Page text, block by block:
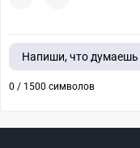
Напиши, что думаешь
0 / 1500 символов